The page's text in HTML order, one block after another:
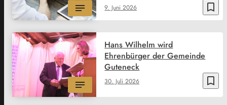
bookmark_border
9. Juni 2026
bookmark_border
30. Juli 2026
Hans Wilhelm wird
Ehrenbürger der Gemeinde
Guteneck